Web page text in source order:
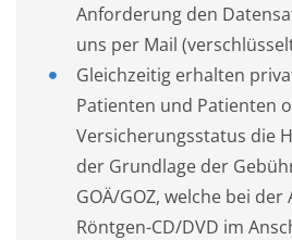
Anforderung den
uns per Mail
Gleichzeitig erhalten
Patienten und Patienten
Versicherungsstatus die
der Grundlage der
GOÄ/GOZ, welche bei
Röntgen-CD/DVD im